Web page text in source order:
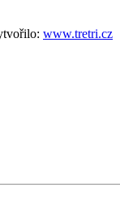
www.tretri.cz